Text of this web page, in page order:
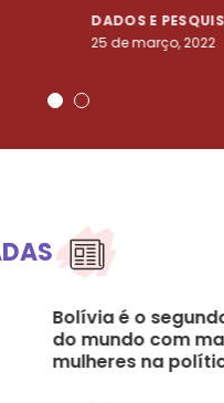
DADOS E
25 de março, 2022
Bolívia é o
do mundo com
mulheres na